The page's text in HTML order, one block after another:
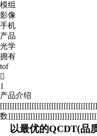
模组
影像
手机
产品
光学
拥有
tof

1
产品介绍
数
以最优的QCDT(品